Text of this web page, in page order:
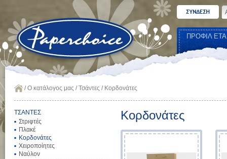
ΠΡΟΦΙΛ
/Ο κατάλογος μας /Τσάντες / Κορδονάτες
ΤΣΑΝΤΕΣ
Στριφτές
Πλακέ
Κορδονάτες
Χειροποίητες
Ναύλον
Κορδονάτες